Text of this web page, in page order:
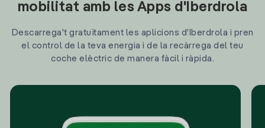
mobilitat amb les Apps d'Iberdrola
Descarrega't gratuïtament les aplicions d'Iberdrola i pren
el control de la teva energia i de la recàrrega del teu
coche elèctric de manera fàcil i ràpida.